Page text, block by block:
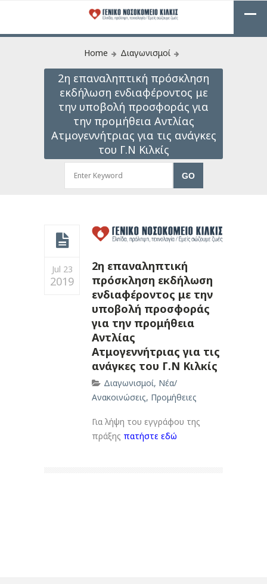
Home Διαγωνισμοί
2η επαναληπτική πρόσκληση
εκδήλωση ενδιαφέροντος με
την υποβολή προσφοράς για
την προμήθεια Αντλίας
Ατμογεννήτριας για τις ανάγκες
του Γ.Ν Κιλκίς
Jul 23
2019
2η επαναληπτική
πρόσκληση εκδήλωση
ενδιαφέροντος με την
υποβολή προσφοράς
για την προμήθεια
Αντλίας
Ατμογεννήτριας για τις
ανάγκες του Γ.Ν Κιλκίς
Διαγωνισμοί, Νέα/
Ανακοινώσεις, Προμήθειες
Για λήψη του εγγράφου της
πράξης πατήστε εδώ